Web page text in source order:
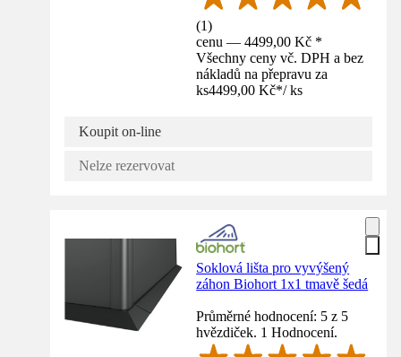
(1)
cenu — 4499,00 Kč *
Všechny ceny vč. DPH a bez
nákladů na přepravu za
ks4499,00 Kč*/ ks
Koupit on-line
Nelze rezervovat
Soklová lišta pro vyvýšený
záhon Biohort 1x1 tmavě šedá
Průměrné hodnocení: 5 z 5
hvězdiček. 1 Hodnocení.